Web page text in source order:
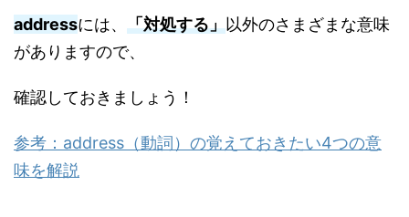
addressには、 「対処する」以外のさまざまな意味
がありますので、
確認しておきましょう！
参考：address（動詞）の覚えておきたい4つの意
味を解説